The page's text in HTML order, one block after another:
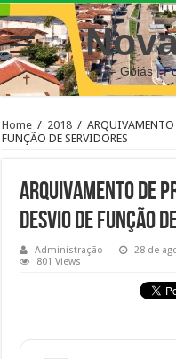
– Goiás |
Home / 2018 / ARQUIVAMENTO
FUNÇÃO DE SERVIDORES
ARQUIVAMENTO DE
DESVIO DE FUNÇÃO
Administração 28 de
801 Views